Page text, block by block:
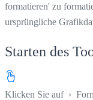
formatieren' zu
ursprüngliche
Starten des
Klicken Sie auf ›